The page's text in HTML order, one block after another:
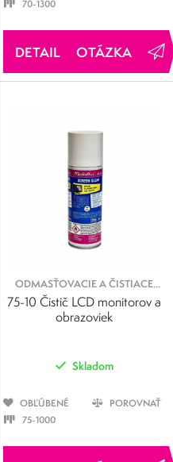
70-1300
OTÁZKA
ODMASŤOVACIE A ČISTIACE
SPREJE
75-10 Čistič LCD monitorov a
obrazoviek
Skladom
OBĽÚBENÉ
POROVNAŤ
75-1000